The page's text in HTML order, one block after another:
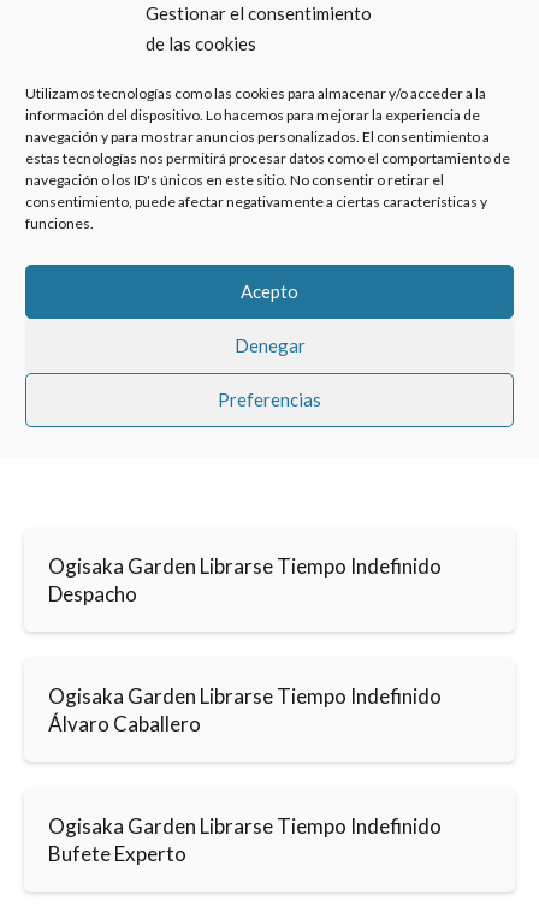
Gestionar el consentimiento
de las cookies
Utilizamos tecnologías como las cookies para almacenar y/o acceder a la
información del dispositivo. Lo hacemos para mejorar la experiencia de
navegación y para mostrar anuncios personalizados. El consentimiento a
estas tecnologías nos permitirá procesar datos como el comportamiento de
navegación o los ID's únicos en este sitio. No consentir o retirar el
consentimiento, puede afectar negativamente a ciertas características y
funciones.
Acepto
Denegar
Preferencias
Álvaro Caballero
Haz clic para aceptar cookies de marketing y
Ogisaka Garden Librarse Tiempo Indefinido
Despacho
Ogisaka Garden Librarse Tiempo Indefinido
Álvaro Caballero
Ogisaka Garden Librarse Tiempo Indefinido
Bufete Experto